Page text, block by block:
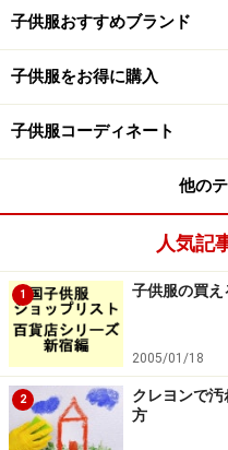
子供服おすすめブランド
子供服をお得に購入
子供服コーディネート
他の
人気記
1 子供服の買え
2005/01/18
2
クレヨンで
方